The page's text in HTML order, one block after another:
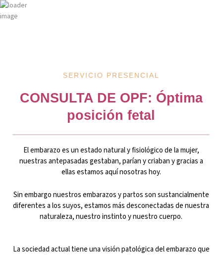
Ir
al
SERVICIO PRESENCIAL
CONSULTA DE OPF: Óptima
posición fetal
El embarazo es un estado natural y fisiológico de la mujer,
nuestras antepasadas gestaban, parían y criaban y gracias a
ellas estamos aquí nosotras hoy.
Sin embargo nuestros embarazos y partos son sustancialmente
diferentes a los suyos, estamos más desconectadas de nuestra
naturaleza, nuestro instinto y nuestro cuerpo.
La sociedad actual tiene una visión patológica del embarazo que